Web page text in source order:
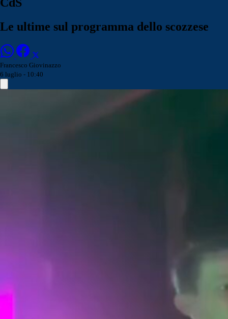
Le ultime sul programma dello scozzese
Francesco Giovinazzo
6 luglio - 10:40